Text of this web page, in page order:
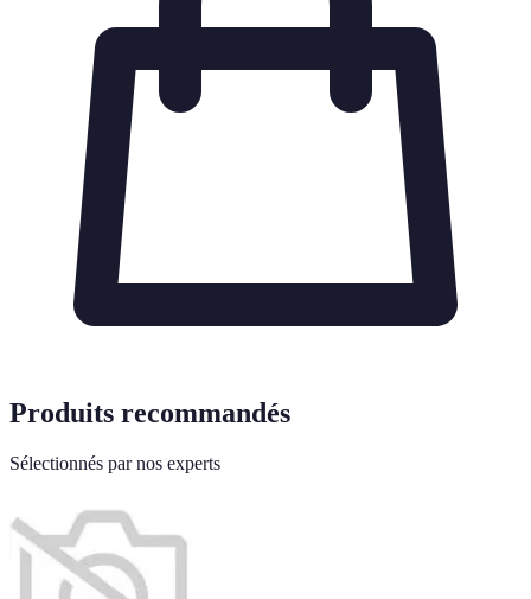
Produits recommandés
Sélectionnés par nos experts